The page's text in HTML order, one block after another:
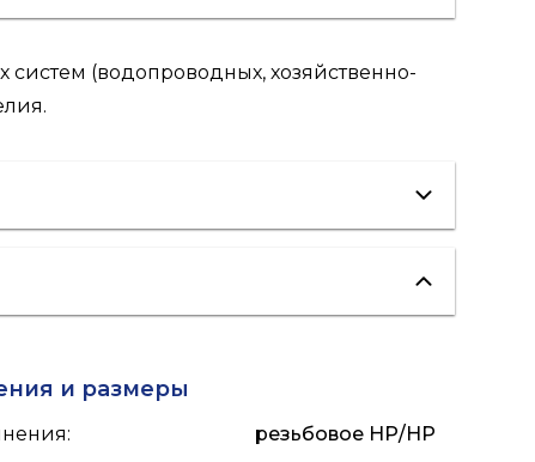
систем (водопроводных, хозяйственно-
отопление
и размеры
: резьбовое НР/НР